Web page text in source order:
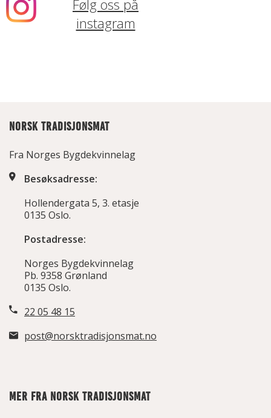
Følg oss på
instagram
NORSK TRADISJONSMAT
Fra Norges Bygdekvinnelag
Besøksadresse:
Hollendergata 5, 3. etasje
0135 Oslo.
Postadresse:
Norges Bygdekvinnelag
Pb. 9358 Grønland
0135 Oslo.
22 05 48 15
post@norsktradisjonsmat.no
MER FRA NORSK TRADISJONSMAT